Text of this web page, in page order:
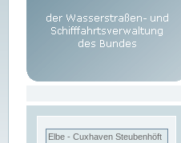
Elbe - Cuxhaven Steubenhöft